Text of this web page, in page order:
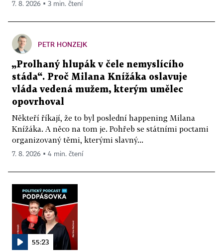
7. 8. 2026 ▪ 3 min. čtení
PETR HONZEJK
„Prolhaný hlupák v čele nemyslícího
stáda“. Proč Milana Knížáka oslavuje
vláda vedená mužem, kterým umělec
opovrhoval
Někteří říkají, že to byl poslední happening Milana
Knížáka. A něco na tom je. Pohřeb se státními poctami
organizovaný těmi, kterými slavný...
7. 8. 2026 ▪ 4 min. čtení
55:23